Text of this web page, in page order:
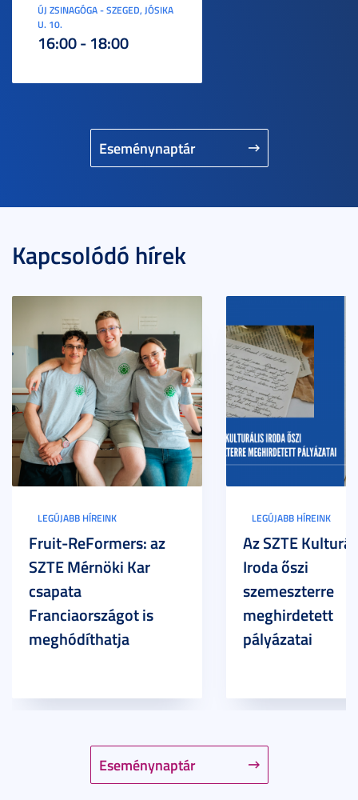
Eseménynaptár
ÚJ ZSINAGÓGA - SZEGED, JÓSIKA
U. 10.
16:00 - 18:00
Kapcsolódó hírek
Eseménynaptár
LEGÚJABB HÍREINK
Fruit-ReFormers: az
SZTE Mérnöki Kar
csapata
Franciaországot is
meghódíthatja
LEGÚJABB HÍREINK
Az SZTE
Iroda őszi
szemeszterre
meghirdetett
pályázatai